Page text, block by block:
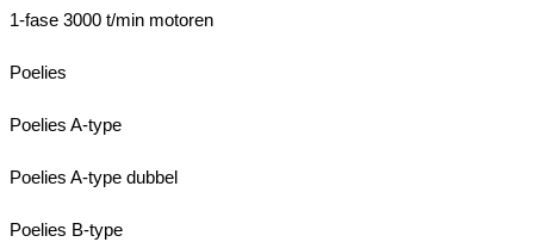
1-fase 3000 t/min motoren
Poelies
Poelies A-type
Poelies A-type dubbel
Poelies B-type